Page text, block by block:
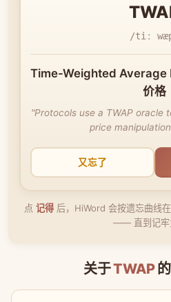
/tiː
Time-Weighted Average
价格
"Protocols use a TWAP oracle
price
又忘了
点 记得后，HiWord 会按遗忘曲线在
—— 直到记牢
关于TWAP